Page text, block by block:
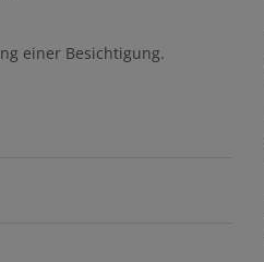
einer Besichtigung.